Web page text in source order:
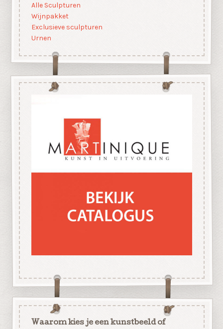
Alle Sculpturen
Wijnpakket
Exclusieve sculpturen
Urnen
Waarom kies je een kunstbeeld of